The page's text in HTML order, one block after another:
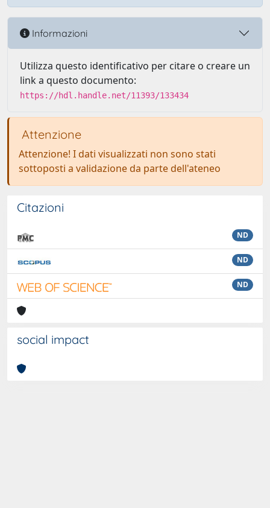
Informazioni
Utilizza questo identificativo per citare o creare un
link a questo documento:
https://hdl.handle.net/11393/133434
Attenzione
Attenzione! I dati visualizzati non sono stati
sottoposti a validazione da parte dell'ateneo
Citazioni
ND
ND
ND
social impact